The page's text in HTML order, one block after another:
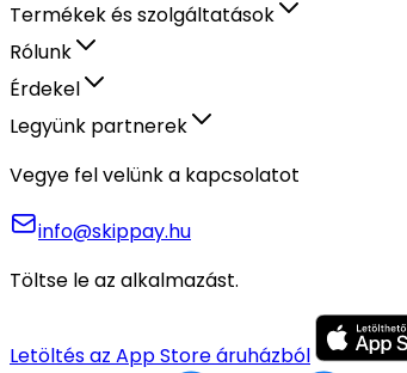
Termékek és szolgáltatások
Rólunk
Érdekel
Legyünk partnerek
Vegye fel velünk a kapcsolatot
info@skippay.hu
Töltse le az alkalmazást.
Letöltés az App Store áruházból